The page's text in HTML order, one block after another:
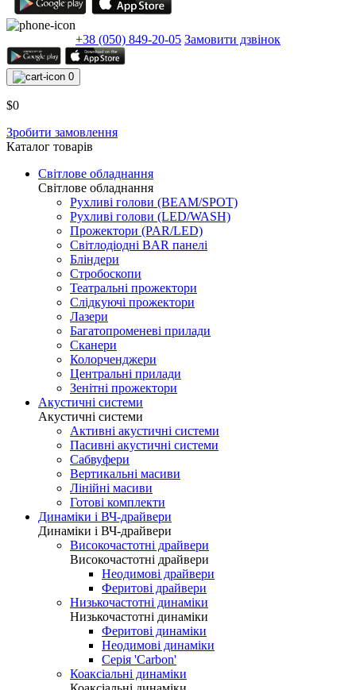
+38 (050) 849-20-05 Замовити дзвінок
0
$0
Зробити замовлення
Каталог товарів
Світлове обладнання
Світлове обладнання
Рухливі голови (BEAM/SPOT)
Рухливі голови (LED/WASH)
Прожектори (PAR/LED)
Світлодіодні BAR панелі
Бліндери
Стробоскопи
Театральні прожектори
Слідкуючі прожектори
Лазери
Багатопроменеві прилади
Сканери
Колорченджери
Центральні прилади
Зенітні прожектори
Акустичні системи
Акустичні системи
Активні акустичні системи
Пасивні акустичні системи
Сабвуфери
Вертикальні масиви
Лінійні масиви
Готові комплекти
Динаміки і ВЧ-драйвери
Динаміки і ВЧ-драйвери
Високочастотні драйвери
Високочастотні драйвери
Неодимові драйвери
Феритові драйвери
Низькочастотні динаміки
Низькочастотні динаміки
Феритові динаміки
Неодимові динаміки
Серія 'Carbon'
Коаксіальні динаміки